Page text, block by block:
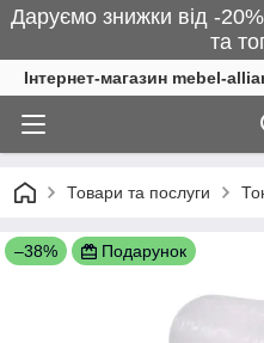
Даруємо знижки від -
та
Інтернет-магазин mebel-
Товари та послуги
–38% Подарунок